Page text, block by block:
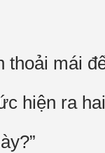
thoải mái
hiện ra